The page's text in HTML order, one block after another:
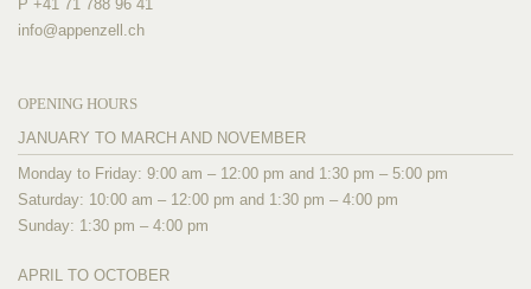
P +41 71 788 96 41
info@appenzell.ch
OPENING HOURS
JANUARY TO MARCH AND NOVEMBER
Monday to Friday: 9:00 am – 12:00 pm and 1:30 pm – 5:00 pm
Saturday: 10:00 am – 12:00 pm and 1:30 pm – 4:00 pm
Sunday: 1:30 pm – 4:00 pm
APRIL TO OCTOBER